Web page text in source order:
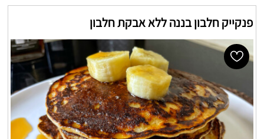
פנקייק חלבון בננה ללא אבקת חלבון